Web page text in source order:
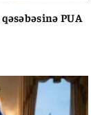
PUA